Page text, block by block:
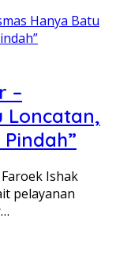
–
Loncatan,
Ishak
pelayanan